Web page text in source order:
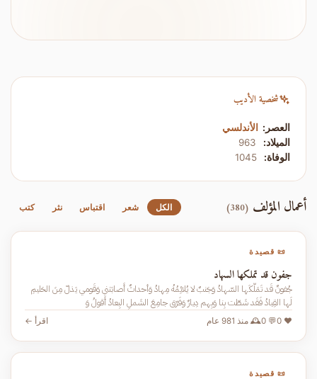
شخصية الأديب
العصر:
الأندلسي
الميلاد:
الوفاة:
أعمال المؤلف (380) الكل شعر اقتباس نثر كتب
📜 قصيدة
جفون قد تملكها السهاد
جُفونٌ قَد تَمَلَّكَها السّهادُ وَجَنبٌ لا يُلائِمُهُ مِهادُ وَأحداثٌ أَصابَتني وَقَومي يَذلّ مِنَ الحَليمِ
لَها القِيادُ فَقَد شَطّت بِنا وَبِهم دِيارٌ وَفَرّق جامِعَ الشَملِ البِعادُ أَقولُ وَ
❤️ 0
💬 0 🕰️ منذ 981 عام اقرأ ←
📜 قصيدة